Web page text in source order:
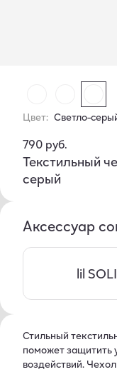
Текстильный
серый
790 руб.
Цвет: Светло-
Аксессуар
lil
Стильный
поможет защитить
воздействий.